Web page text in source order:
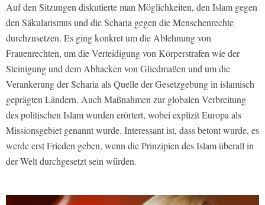
Auf den Sitzungen diskutierte man Möglichkeiten, den Islam gegen
den Säkularismus und die Scharia gegen die Menschenrechte
durchzusetzen. Es ging konkret um die Ablehnung von
Frauenrechten, um die Verteidigung von Körperstrafen wie der
Steinigung und dem Abhacken von Gliedmaßen und um die
Verankerung der Scharia als Quelle der Gesetzgebung in islamisch
geprägten Ländern. Auch Maßnahmen zur globalen Verbreitung
des politischen Islam wurden erörtert, wobei explizit Europa als
Missionsgebiet genannt wurde. Interessant ist, dass betont wurde, es
werde erst Frieden geben, wenn die Prinzipien des Islam überall in
der Welt durchgesetzt sein würden.